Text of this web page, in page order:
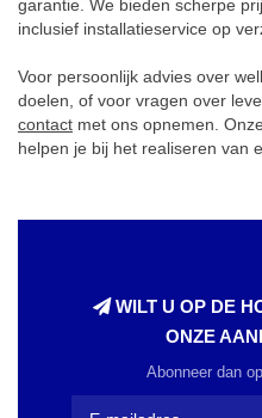
garantie. We bieden scherpe
inclusief installatieservice op
Voor persoonlijk advies over
doelen, of voor vragen over
contact met ons opnemen.
helpen je bij het realiseren van
WILT U OP DE
ONZE
Abonneer dan